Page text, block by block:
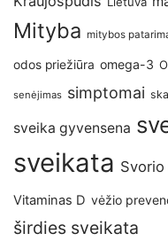
Mityba mitybos
odos priežiūra omega-3
senėjimas simptomai
sveika gyvensena
sveikata
Vitaminas D vėžio
širdies sveikata